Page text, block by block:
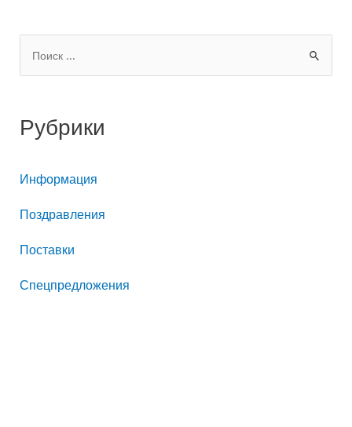
к
:
Рубрики
Информация
Поздравления
Поставки
Спецпредложения